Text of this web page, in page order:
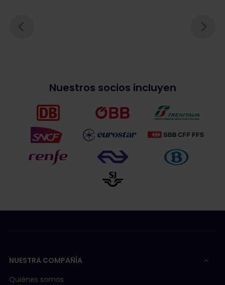
Nuestros socios incluyen
NUESTRA COMPAÑÍA
Quiénes somos